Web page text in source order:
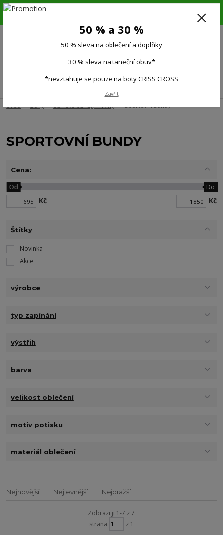
6.-16.8.26. DOVOLENÁ !!! 50 % SLEVA na všechno oblečení a doplňky !!!
(Po-Pá 9:00-15.00)
Úvod Ženy Dámské bundy, mikiny Sportovní bundy
SPORTOVNÍ BUNDY
Cena:
Kč
Od Do
Kč
Štítky
Novinka
Akce
výrobce
typ zapínání
výstřih
barva
velikost oblečení
motiv potisku
materiál oblečení
Nejnovější Nejlevnější Nejdražší
Zobrazuji 1-7 z 7
strana
z 1
50 % a 30 %
50 % sleva na oblečení a doplňky
30 % sleva na taneční obuv*
*nevztahuje se pouze na boty CRISS CROSS
Zavřít